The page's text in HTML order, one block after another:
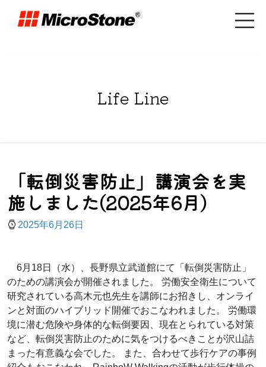
Life Line
「転倒災害防止」講演会を実
施しました(2025年6月)
2025年6月26日
6月18日（水）、長野県立武道館にて「転倒災害防止」
のための講演会が開催されました。 労働安全衛生について
研究されている高木元也先生を講師にお招きし、オンライ
ンと対面のハイブリッド開催でおこなわれました。 労働環
境に潜む危険や身体的な転倒要因、現在とられている対策
など、転倒災害防止のために気をつけるべきことが沢山詰
まった有意義な会でした。 また、合わせて歩行ケアの事例